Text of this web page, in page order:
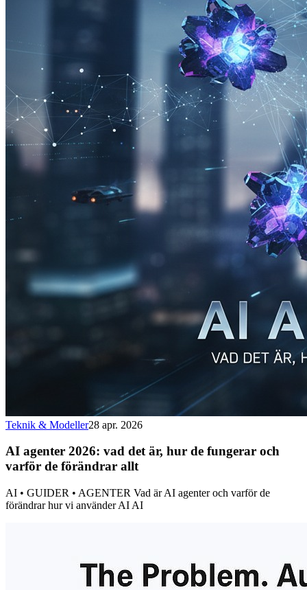
Teknik & Modeller28 apr. 2026
AI agenter 2026: vad det är, hur de fungerar och
varför de förändrar allt
AI • GUIDER • AGENTER Vad är AI agenter och varför de
förändrar hur vi använder AI AI